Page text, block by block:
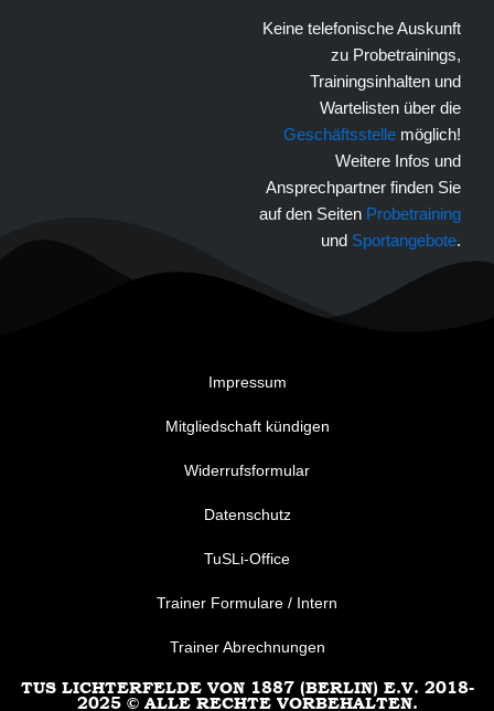
Keine telefonische Auskunft
zu Probetrainings,
Trainingsinhalten und
Wartelisten über die
Geschäftsstelle möglich!
Weitere Infos und
Ansprechpartner finden Sie
auf den Seiten Probetraining
und Sportangebote.
Impressum
Mitgliedschaft kündigen
Widerrufsformular
Datenschutz
TuSLi-Office
Trainer Formulare / Intern
Trainer Abrechnungen
TUS LICHTERFELDE VON 1887 (BERLIN) E.V. 2018-
2025 © ALLE RECHTE VORBEHALTEN.